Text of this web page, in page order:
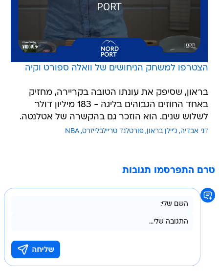
הצטרפו למשחק הניחושים של וואלה ספורט וקיה
בראון, שסיפק את עונתו הטובה בקריירה, מחזיק
באחד החוזים הגבוהים בליגה - 183 מיליון דולר
לשלוש שנים. הוא הוזכר גם בהקשרה של אטלנטה.
דני אבדיה ג'יילן בראון פורטלנד טריילבלייזרס NBA
טרם התפרסמו תגובות